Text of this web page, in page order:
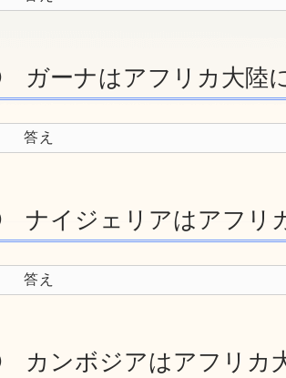
ーナはアフリカ大陸
答え
イジェリアはアフリ
答え
ンボジアはアフリカ